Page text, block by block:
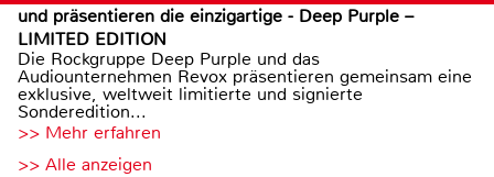
und präsentieren die einzigartige - Deep Purple –
LIMITED EDITION
Die Rockgruppe Deep Purple und das
Audiounternehmen Revox präsentieren gemeinsam eine
exklusive, weltweit limitierte und signierte
Sonderedition...
>> Mehr erfahren
>> Alle anzeigen